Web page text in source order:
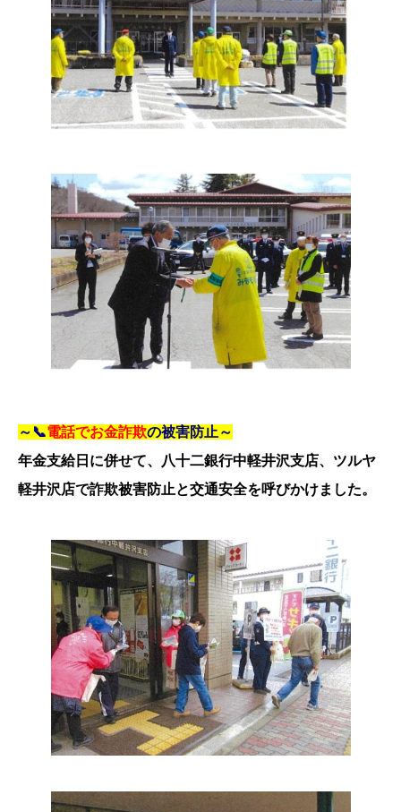
～📞電話でお金詐欺の被害防止～
年金支給日に併せて、八十二銀行中軽井沢支店、ツルヤ
軽井沢店で詐欺被害防止と交通安全を呼びかけました。